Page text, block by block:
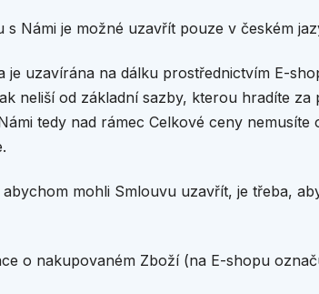
s Námi je možné uzavřít pouze v českém
je uzavírána na dálku prostřednictvím E-
neliší od základní sazby, kterou hradíte
tedy nad rámec Celkové ceny
mohli Smlouvu uzavřít, je třeba,
o nakupovaném Zboží (na E-shopu